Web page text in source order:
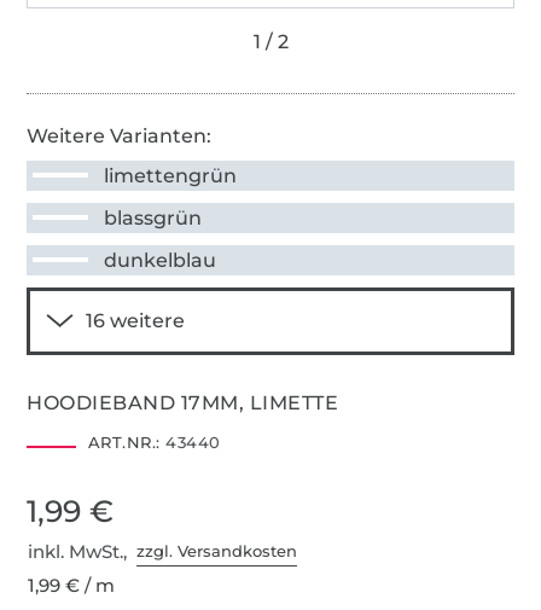
Weitere Varianten:
limettengrün
blassgrün
dunkelblau
HOODIEBAND 17MM, LIMETTE
ART.NR.: 43440
1,99 €
inkl. MwSt.,zzgl. Versandkosten
1,99 € / m